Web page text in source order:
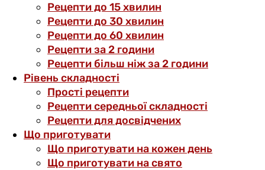
Рецепти до 15 хвилин
Рецепти до 30 хвилин
Рецепти до 60 хвилин
Рецепти за 2 години
Рецепти більш ніж за 2 години
Рівень складності
Прості рецепти
Рецепти середньої складності
Рецепти для досвідчених
Що приготувати
Що приготувати на кожен день
Що приготувати на свято